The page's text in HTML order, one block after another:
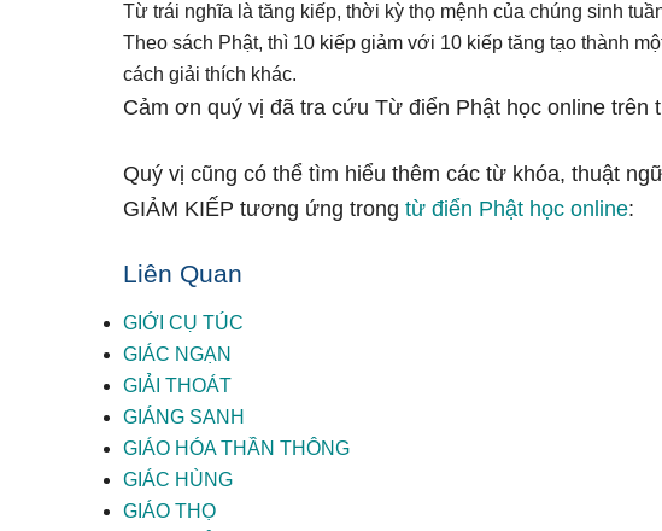
Từ trái nghĩa là tăng kiếp, thời kỳ thọ mệnh của chúng sinh
Theo sách Phật, thì 10 kiếp giảm với 10 kiếp tăng tạo thành
cách giải thích khác.
Cảm ơn quý vị đã tra cứu Từ điển Phật học online trên
Quý vị cũng có thể tìm hiểu thêm các từ khóa, thuật
GIẢM KIẾP tương ứng trong từ điển Phật học online:
Liên Quan
GIỚI CỤ TÚC
GIÁC NGẠN
GIẢI THOÁT
GIÁNG SANH
GIÁO HÓA THẦN THÔNG
GIÁC HÙNG
GIÁO THỌ